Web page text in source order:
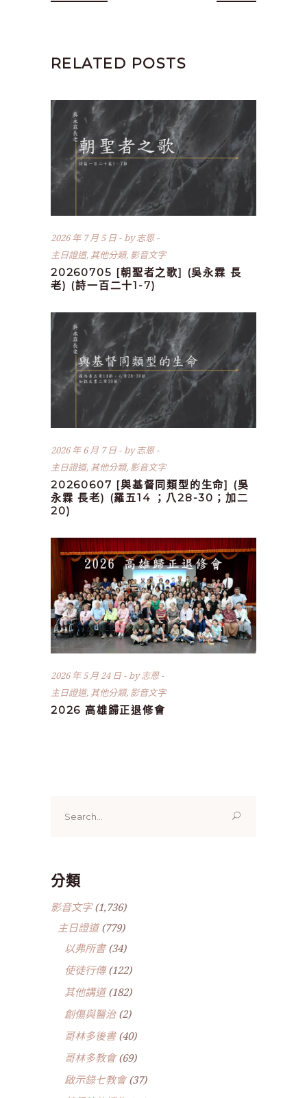
RELATED POSTS
2026 年 7 月 5 日 by志恩
主日證道, 其他分類, 影音文字
20260705 [朝聖者之歌] (吳永霖 長
老) (詩一百二十1-7)
2026 年 6 月 7 日 by志恩
主日證道, 其他分類, 影音文字
20260607 [與基督同類型的生命] (吳
永霖 長老) (羅五14 ；八28-30；加二
20)
2026 年 5 月 24 日 by志恩
主日證道, 其他分類, 影音文字
2026 高雄歸正退修會
for:
分類
影音文字(1,736)
主日證道(779)
以弗所書(34)
使徒行傳(122)
其他講道(182)
創傷與醫治(2)
哥林多後書(40)
哥林多教會(69)
啟示錄七教會(37)